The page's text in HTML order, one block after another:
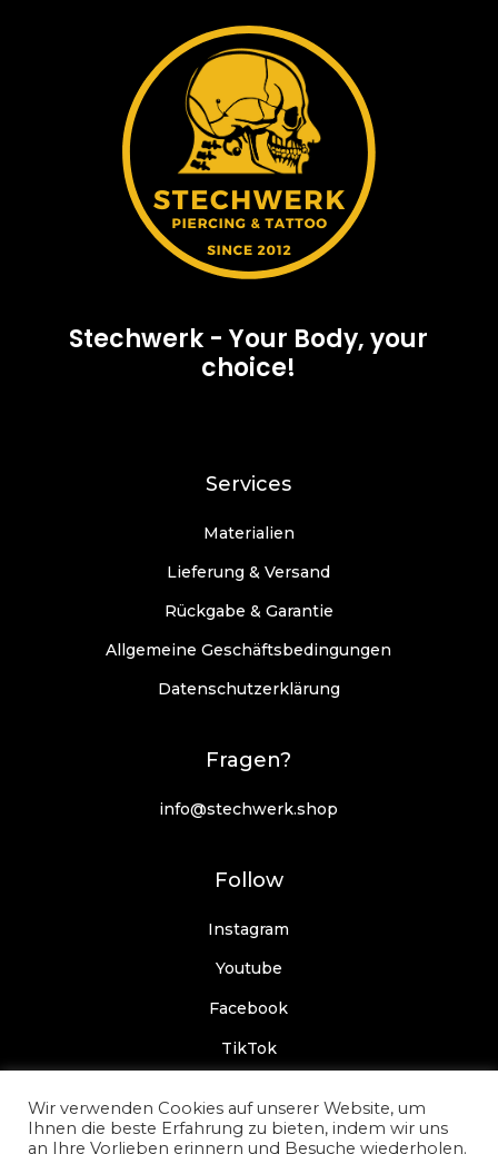
Stechwerk - Your Body, your
choice!
Services
Materialien
Lieferung & Versand
Rückgabe & Garantie
Allgemeine Geschäftsbedingungen
Datenschutzerklärung
Fragen?
info@stechwerk.shop
Follow
Instagram
Youtube
Facebook
TikTok
Wir verwenden Cookies auf unserer Website, um
Ihnen die beste Erfahrung zu bieten, indem wir uns
an Ihre Vorlieben erinnern und Besuche wiederholen.